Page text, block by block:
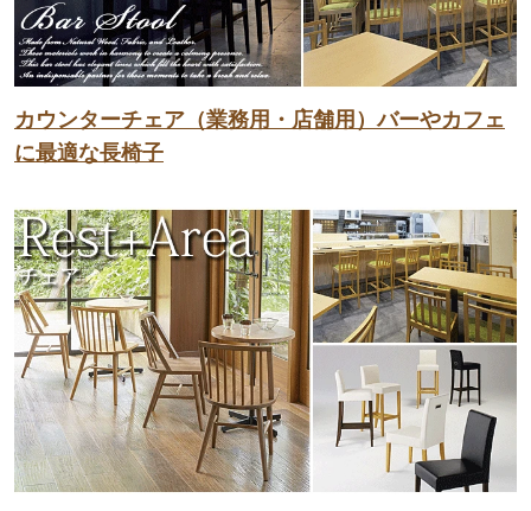
カウンターチェア（業務用・店舗用）バーやカフェ
に最適な長椅子